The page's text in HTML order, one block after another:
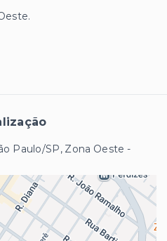
Paulo/SP, Zona Oeste -